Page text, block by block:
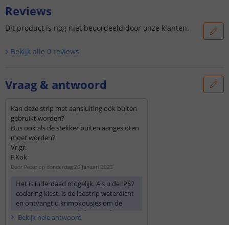
Reviews
Dit product is nog niet beoordeeld door onze klanten.
Bekijk alle 0 reviews
Vraag & antwoord
Kan deze strip met aansluiting ook buiten
gebruikt worden?
Dus ook als de stekker buiten aangesloten
moet worden?
Vr.gr.
P.Kok
Door Peter op donderdag 26 januari 2023
Het is inderdaad mogelijk. Als u de IP67
codering kiest, is de ledstrip waterdicht
en ontvangt u krimpkousjes om de
aansluitingen waterdicht te maken.
Bekijk hele antwoord